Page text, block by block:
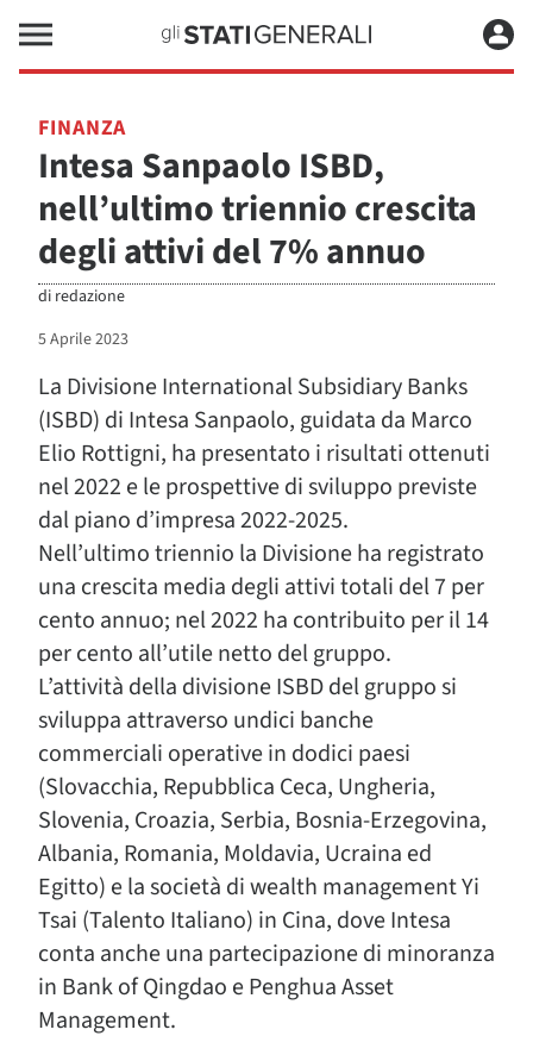
FINANZA
Intesa Sanpaolo ISBD,
nell’ultimo triennio crescita
degli attivi del 7% annuo
di redazione
5 Aprile 2023
La Divisione International Subsidiary Banks
(ISBD) di Intesa Sanpaolo, guidata da Marco
Elio Rottigni, ha presentato i risultati ottenuti
nel 2022 e le prospettive di sviluppo previste
dal piano d’impresa 2022-2025.
Nell’ultimo triennio la Divisione ha registrato
una crescita media degli attivi totali del 7 per
cento annuo; nel 2022 ha contribuito per il 14
per cento all’utile netto del gruppo.
L’attività della divisione ISBD del gruppo si
sviluppa attraverso undici banche
commerciali operative in dodici paesi
(Slovacchia, Repubblica Ceca, Ungheria,
Slovenia, Croazia, Serbia, Bosnia-Erzegovina,
Albania, Romania, Moldavia, Ucraina ed
Egitto) e la società di wealth management Yi
Tsai (Talento Italiano) in Cina, dove Intesa
conta anche una partecipazione di minoranza
in Bank of Qingdao e Penghua Asset
Management.